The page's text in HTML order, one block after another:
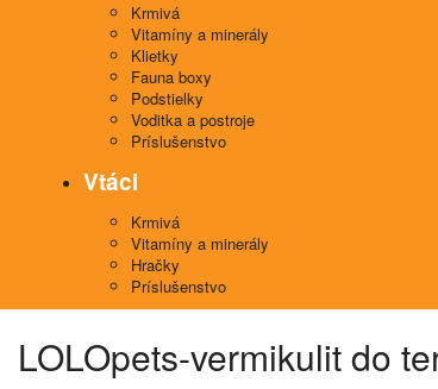
Krmivá
Vitamíny a minerály
Klietky
Fauna boxy
Podstielky
Voditka a postroje
Príslušenstvo
Vtáci
Krmivá
Vitamíny a minerály
Hračky
Príslušenstvo
LOLOpets-vermikulit do